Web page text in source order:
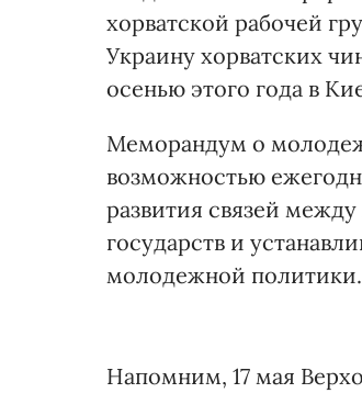
хорватской рабочей
Украину хорватских
осенью этого года в
Меморандум о
возможностью
развития связей
государств и
молодежной политики.
Напомним, 17 мая